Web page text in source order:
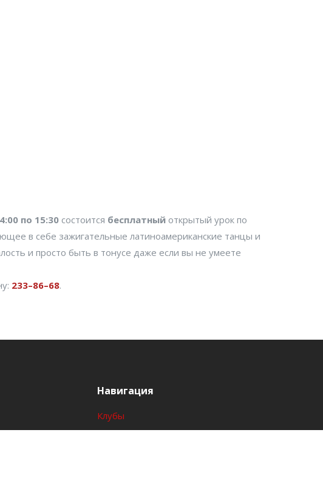
по 15:30 состоится бесплатный открытый урок по
в себе зажигательные латиноамериканские танцы и
и просто быть в тонусе даже если вы не умеете
233–86–68.
Навигация
Клубы